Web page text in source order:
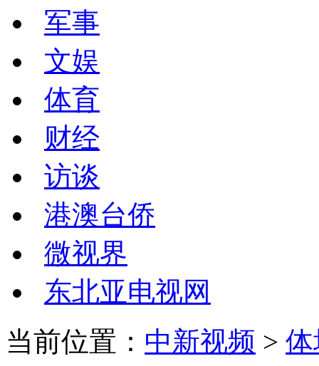
军事
文娱
体育
财经
访谈
港澳台侨
微视界
东北亚电视网
当前位置： 中新视频 >